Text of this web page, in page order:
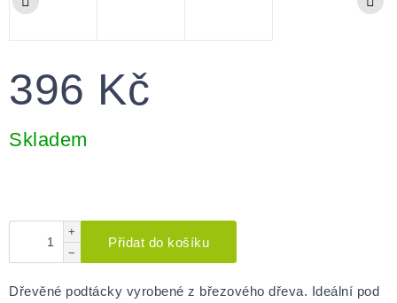
396 Kč
cena:
Skladem
+
−
Přidat do košíku
Dřevěné podtácky vyrobené z březového dřeva. Ideální pod